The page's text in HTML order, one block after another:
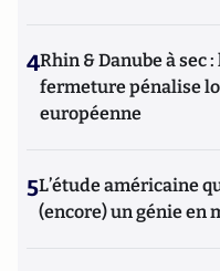
4Rhin & Danube à sec
fermeture pénalise
européenne
5L’étude américaine
(encore) un génie en